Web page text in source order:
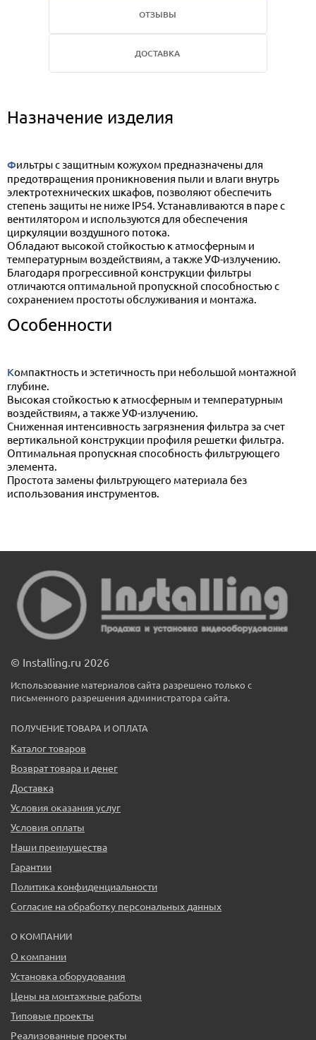
ОТЗЫВЫ
ДОСТАВКА
Назначение изделия
Фильтры c защитным кожухом предназначены для
предотвращения проникновения пыли и влаги внутрь
электротехнических шкафов, позволяют обеспечить
степень защиты не ниже IP54. Устанавливаются в паре с
вентилятором и используются для обеспечения
циркуляции воздушного потока.
Обладают высокой стойкостью к атмосферным и
температурным воздействиям, а также УФ-излучению.
Благодаря прогрессивной конструкции фильтры
отличаются оптимальной пропускной способностью с
сохранением простоты обслуживания и монтажа.
Особенности
Компактность и эстетичность при небольшой монтажной
глубине.
Высокая стойкостью к атмосферным и температурным
воздействиям, а также УФ-излучению.
Сниженная интенсивность загрязнения фильтра за счет
вертикальной конструкции профиля решетки фильтра.
Оптимальная пропускная способность фильтрующего
элемента.
Простота замены фильтрующего материала без
использования инструментов.
© Installing.ru 2026
Использование материалов сайта разрешено только с
письменного разрешения администратора сайта.
ПОЛУЧЕНИЕ ТОВАРА И ОПЛАТА
Каталог товаров
Возврат товара и денег
Доставка
Условия оказания услуг
Условия оплаты
Наши преимущества
Гарантии
Политика конфиденциальности
Согласие на обработку персональных данных
О КОМПАНИИ
О компании
Установка оборудования
Цены на монтажные работы
Типовые проекты
Реализованные проекты